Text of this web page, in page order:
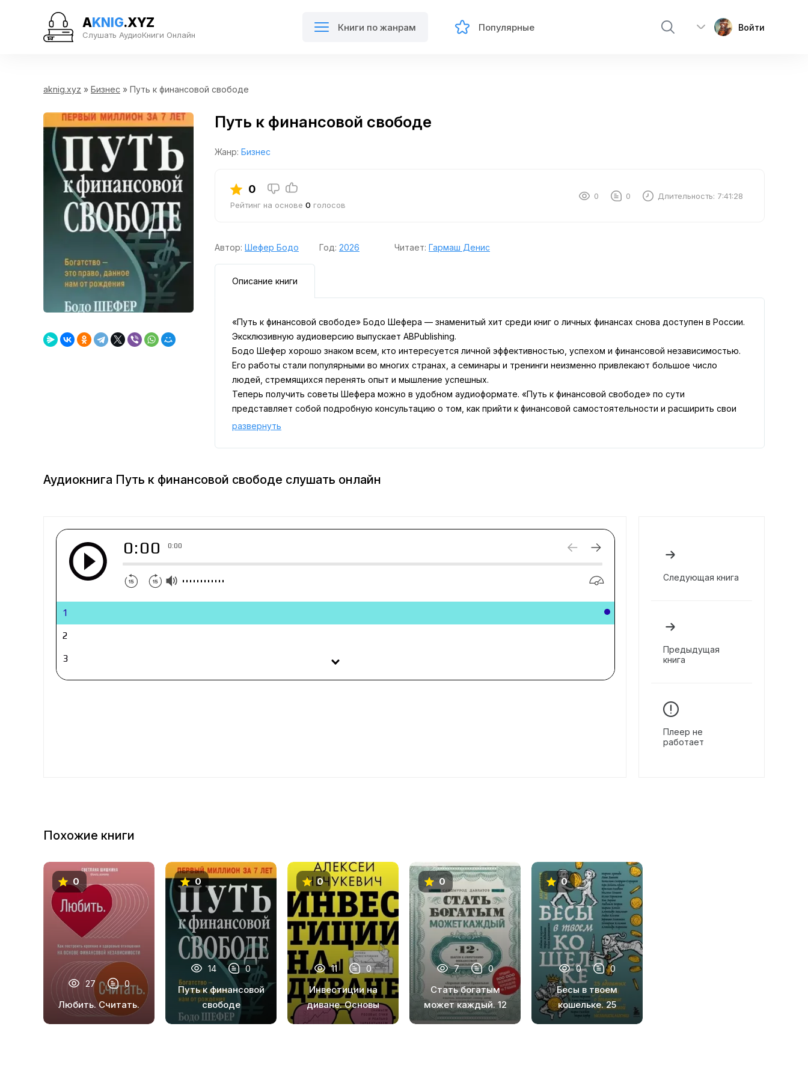
AKNIG.XYZ
Слушать АудиоКниги Онлайн
Книги по жанрам Популярные Войти
aknig.xyz » Бизнес » Путь к финансовой свободе
Путь к финансовой свободе
Жанр: Бизнес
0
Рейтинг на основе 0 голосов
0 0 Длительность: 7:41:28
Автор: Шефер Бодо Год: 2026 Читает: Гармаш Денис
Описание книги
«Путь к финансовой свободе» Бодо Шефера — знаменитый хит среди книг о личных финансах снова доступен в России.
Эксклюзивную аудиоверсию выпускает ABPublishing.
Бодо Шефер хорошо знаком всем, кто интересуется личной эффективностью, успехом и финансовой независимостью.
Его работы стали популярными во многих странах, а семинары и тренинги неизменно привлекают большое число
людей, стремящихся перенять опыт и мышление успешных.
Теперь получить советы Шефера можно в удобном аудиоформате. «Путь к финансовой свободе» по сути
представляет собой подробную консультацию о том, как прийти к финансовой самостоятельности и расширить свои
возможности. Следуя рекомендациям одного из самых известных финансовых наставников, вы сможете приблизиться
О том, как распоряжаться деньгами в период кризиса — что стоит делать, а чего лучше избегать — читайте в статье в
развернуть
Аудиокнига Путь к финансовой свободе слушать онлайн
0:00 0:00
1
2
3
4
11
12
13
14
15
16
17
18
19
Следующая книга
Предыдущая
книга
Плеер не
работает
Похожие книги
0
27 0
Любить. Считать.
0
14 0
Путь к финансовой
свободе
0
11 0
Инвестиции на
диване. Основы
инвестирования
0
7 0
Стать богатым
может каждый. 12
шагов к
0
0 0
Бесы в твоем
кошельке. 25
ядовитых